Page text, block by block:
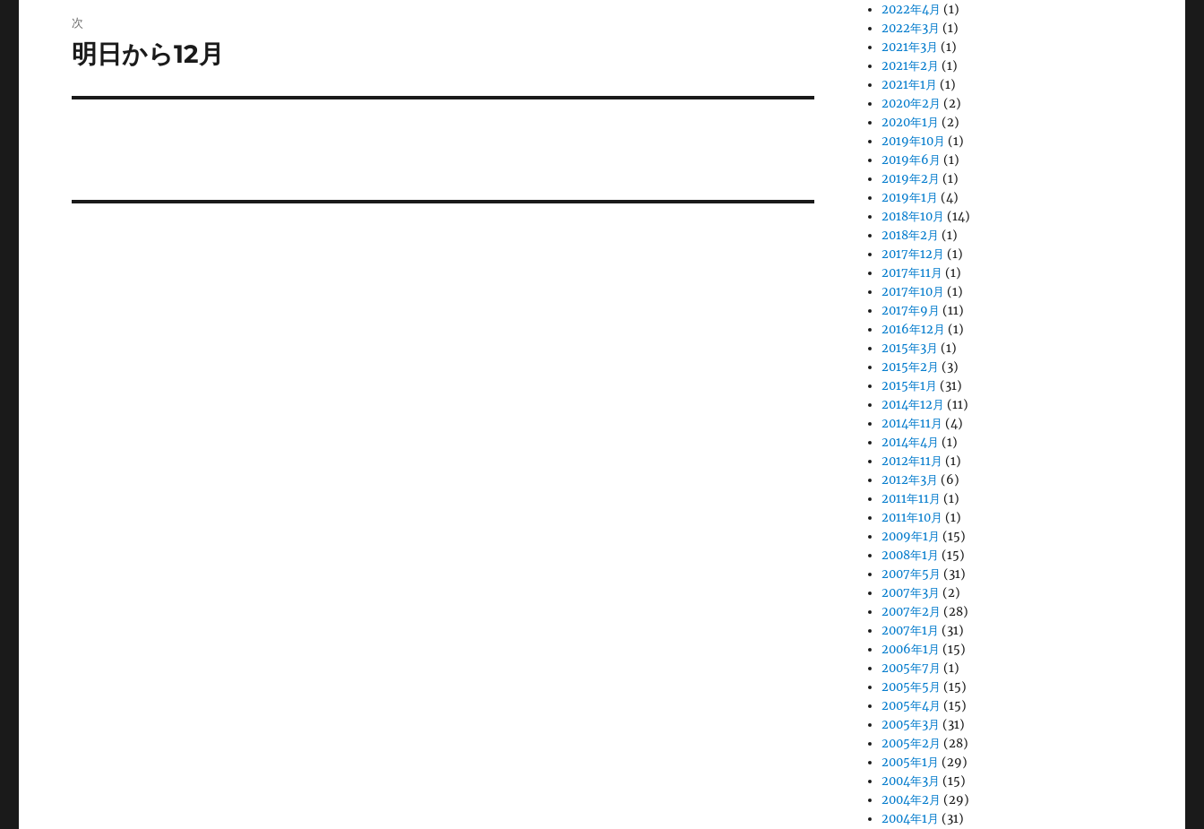
ゲ
ン
稿:
次
次
投
明日から12月
2022年4月 (1)
2022年3月 (1)
2021年3月 (1)
2021年2月 (1)
2021年1月 (1)
2020年2月 (2)
2020年1月 (2)
2019年10月 (1)
2019年6月 (1)
2019年2月 (1)
2019年1月 (4)
2018年10月 (14)
2018年2月 (1)
2017年12月 (1)
2017年11月 (1)
2017年10月 (1)
2017年9月 (11)
2016年12月 (1)
2015年3月 (1)
2015年2月 (3)
2015年1月 (31)
2014年12月 (11)
2014年11月 (4)
2014年4月 (1)
2012年11月 (1)
2012年3月 (6)
2011年11月 (1)
2011年10月 (1)
2009年1月 (15)
2008年1月 (15)
2007年5月 (31)
2007年3月 (2)
2007年2月 (28)
2007年1月 (31)
2006年1月 (15)
2005年7月 (1)
2005年5月 (15)
2005年4月 (15)
2005年3月 (31)
2005年2月 (28)
2005年1月 (29)
2004年3月 (15)
2004年2月 (29)
2004年1月 (31)